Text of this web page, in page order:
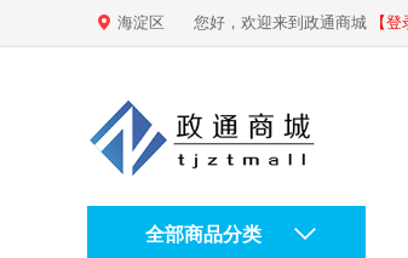
海淀区 您好，欢迎来到政通商城 【登
全部商品分类